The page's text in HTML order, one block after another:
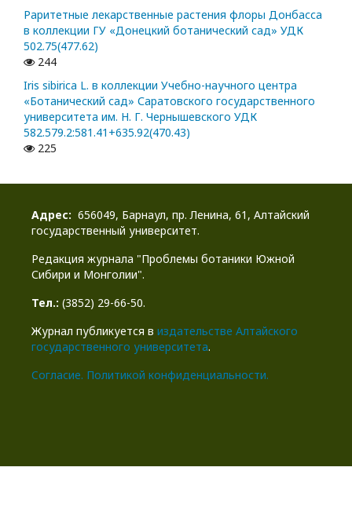
Раритетные лекарственные растения флоры Донбасса
в коллекции ГУ «Донецкий ботанический сад» УДК
502.75(477.62)
244
Iris sibirica L. в коллекции Учебно-научного центра
«Ботанический сад» Саратовского государственного
университета им. Н. Г. Чернышевского УДК
582.579.2:581.41+635.92(470.43)
225
Адрес: 656049, Барнаул, пр. Ленина, 61, Алтайский
государственный университет.
Редакция журнала "Проблемы ботаники Южной
Сибири и Монголии".
Тел.: (3852) 29-66-50.
Журнал публикуется в издательстве Алтайского
государственного университета.
Cогласие. Политикой конфиденциальности.